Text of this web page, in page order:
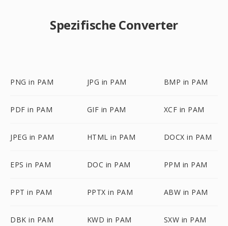
Spezifische Converter
PNG in PAM JPG in PAM BMP in PAM
PDF in PAM GIF in PAM XCF in PAM
JPEG in PAM HTML in PAM DOCX in PAM
EPS in PAM DOC in PAM PPM in PAM
PPT in PAM PPTX in PAM ABW in PAM
DBK in PAM KWD in PAM SXW in PAM